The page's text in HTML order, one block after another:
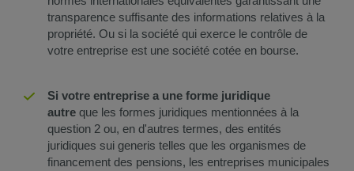
transparence suffisante des informations relatives à la
propriété. Ou si la société qui exerce le contrôle de
votre entreprise est une société cotée en bourse.
Si votre entreprise a une forme juridique
autre que les formes juridiques mentionnées à la
question 2 ou, en d'autres termes, des entités
juridiques sui generis telles que les organismes de
financement des pensions, les entreprises municipales